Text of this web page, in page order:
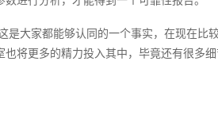
大家都能够认同的一个事实，在现在
将更多的精力投入其中，毕竟还有很多细